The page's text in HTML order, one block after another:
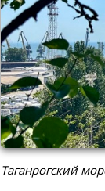
Таганрогский